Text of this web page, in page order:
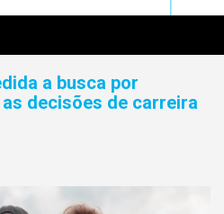
a busca por
decisões de carreira